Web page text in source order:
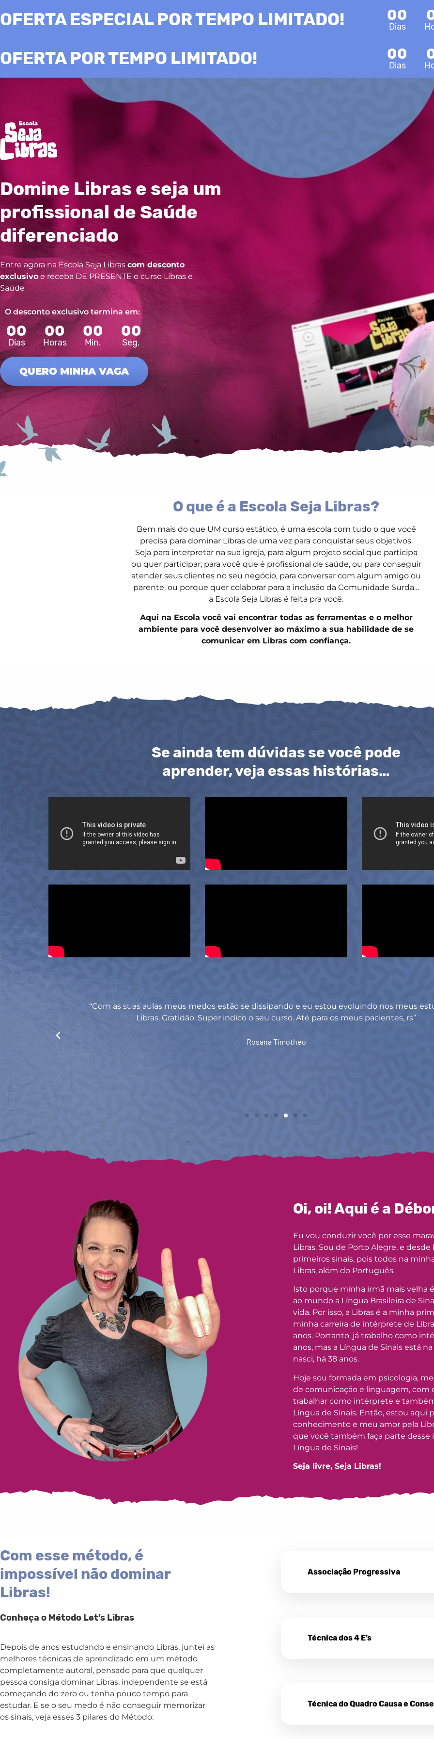
OFERTA ESPECIAL POR TEMPO LIMITADO! 00
Dias
OFERTA POR TEMPO LIMITADO! 00
Dias
Domine Libras e seja um
profissional de Saúde
diferenciado
Entre agora na Escola Seja Libras com desconto
exclusivoe receba DE PRESENTE o curso Libras e
Saúde
O desconto exclusivo termina em:
00
Dias
00
Horas
00
Min.
00
Seg.
QUERO MINHA VAGA
O que é a Escola Seja Libras?
Bem mais do que UM curso estático, é uma escola com tudo o que você
precisa para dominar Libras de uma vez para conquistar seus objetivos.
Seja para interpretar na sua igreja, para algum projeto social que participa
ou quer participar, para você que é profissional de saúde, ou para conseguir
atender seus clientes no seu negócio, para conversar com algum amigo ou
parente, ou porque quer colaborar para a inclusão da Comunidade Surda…
a Escola Seja Libras é feita pra você.
Aqui na Escola você vai encontrar todas as ferramentas e o melhor
ambiente para você desenvolver ao máximo a sua habilidade de se
comunicar em Libras com confiança.
Se ainda tem dúvidas se você pode
aprender, veja essas histórias…
“Com as suas aulas meus medos estão se dissipando e eu estou evoluindo nos meus
Libras. Gratidão. Super indico o seu curso. Até para os meus pacientes, rs”
Rosana Timotheo
Oi, oi! Aqui é a
Eu vou conduzir você por esse
Libras. Sou de Porto Alegre, e
primeiros sinais, pois todos na
Libras, além do Português.
Isto porque minha irmã mais velha
ao mundo a Língua Brasileira de
vida. Por isso, a Libras é a minha
minha carreira de intérprete de
anos. Portanto, já trabalho como
anos, mas a Língua de Sinais está
nasci, há 38 anos.
Hoje sou formada em psicologia,
de comunicação e linguagem, com
trabalhar como intérprete e
Língua de Sinais. Então, estou aqui
conhecimento e meu amor pela
que você também faça parte desse
Língua de Sinais!
Seja livre, Seja Libras!
Com esse método, é
impossível não dominar
Libras!
Conheça o Método Let’s Libras
Depois de anos estudando e ensinando Libras, juntei as
melhores técnicas de aprendizado em um método
completamente autoral, pensado para que qualquer
pessoa consiga dominar Libras, independente se está
começando do zero ou tenha pouco tempo para
estudar. E se o seu medo é não conseguir memorizar
os sinais, veja esses 3 pilares do Método:
Associação Progressiva
Técnica dos 4 E’s
Técnica do Quadro Causa e